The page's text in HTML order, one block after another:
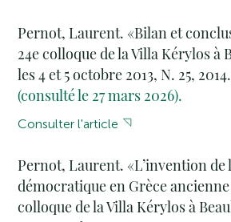
Pernot, Laurent. «Bilan et
24e colloque de la Villa Kérylos
les 4 et 5 octobre 2013, N. 25,
(consulté le 27 mars 2026).
Consulter l'article
Pernot, Laurent. «L’invention
démocratique en Grèce ancienne
colloque de la Villa Kérylos à